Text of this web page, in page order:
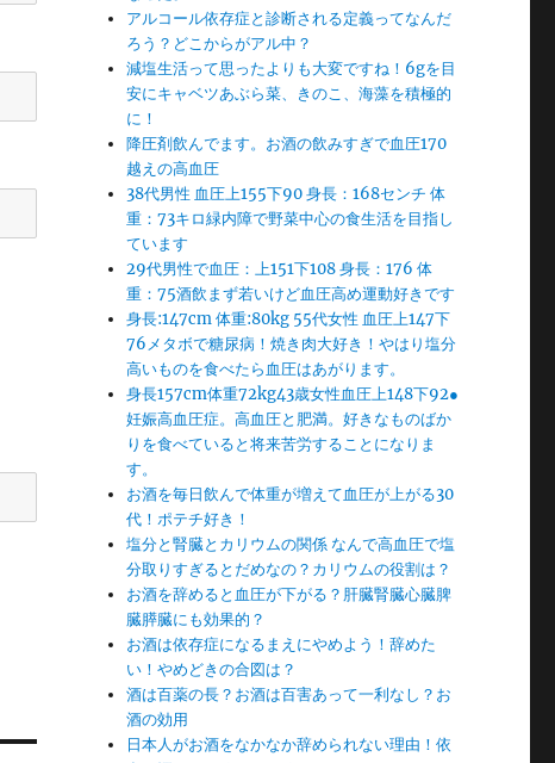
アルコール依存症と診断される定義ってなんだ
ろう？どこからがアル中？
減塩生活って思ったよりも大変ですね！6gを目
安にキャベツあぶら菜、きのこ、海藻を積極的
に！
降圧剤飲んでます。お酒の飲みすぎで血圧170
越えの高血圧
38代男性 血圧上155下90 身長：168センチ 体
重：73キロ緑内障で野菜中心の食生活を目指し
ています
29代男性で血圧：上151下108 身長：176 体
重：75酒飲まず若いけど血圧高め運動好きです
身長:147cm 体重:80kg 55代女性 血圧上147下
76メタボで糖尿病！焼き肉大好き！やはり塩分
高いものを食べたら血圧はあがります。
身長157cm体重72kg43歳女性血圧上148下92●
妊娠高血圧症。高血圧と肥満。好きなものばか
りを食べていると将来苦労することになりま
す。
お酒を毎日飲んで体重が増えて血圧が上がる30
代！ポテチ好き！
塩分と腎臓とカリウムの関係 なんで高血圧で塩
分取りすぎるとだめなの？カリウムの役割は？
お酒を辞めると血圧が下がる？肝臓腎臓心臓脾
臓膵臓にも効果的？
お酒は依存症になるまえにやめよう！辞めた
い！やめどきの合図は？
酒は百薬の長？お酒は百害あって一利なし？お
酒の効用
日本人がお酒をなかなか辞められない理由！依